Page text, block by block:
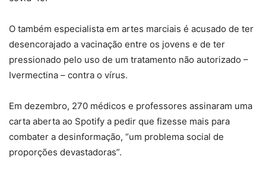
O também especialista em artes marciais é acusado de ter
desencorajado a vacinação entre os jovens e de ter
pressionado pelo uso de um tratamento não autorizado –
Ivermectina – contra o vírus.
Em dezembro, 270 médicos e professores assinaram uma
carta aberta ao Spotify a pedir que fizesse mais para
combater a desinformação, “um problema social de
proporções devastadoras”.